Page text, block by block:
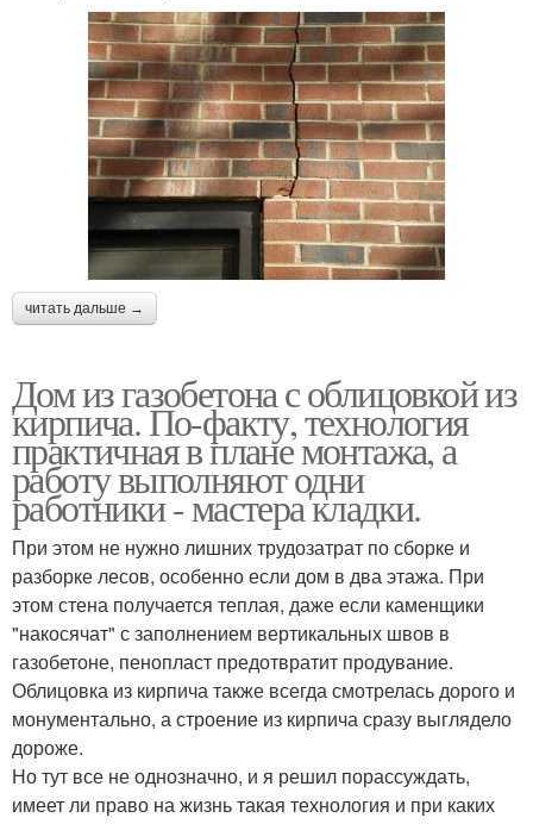
читать дальше →
Дом из газобетона с облицовкой из
кирпича. По-факту, технология
практичная в плане монтажа, а
работу выполняют одни
работники - мастера кладки.
При этом не нужно лишних трудозатрат по сборке и
разборке лесов, особенно если дом в два этажа. При
этом стена получается теплая, даже если каменщики
"накосячат" с заполнением вертикальных швов в
газобетоне, пенопласт предотвратит продувание.
Облицовка из кирпича также всегда смотрелась дорого и
монументально, а строение из кирпича сразу выглядело
дороже.
Но тут все не однозначно, и я решил порассуждать,
имеет ли право на жизнь такая технология и при каких